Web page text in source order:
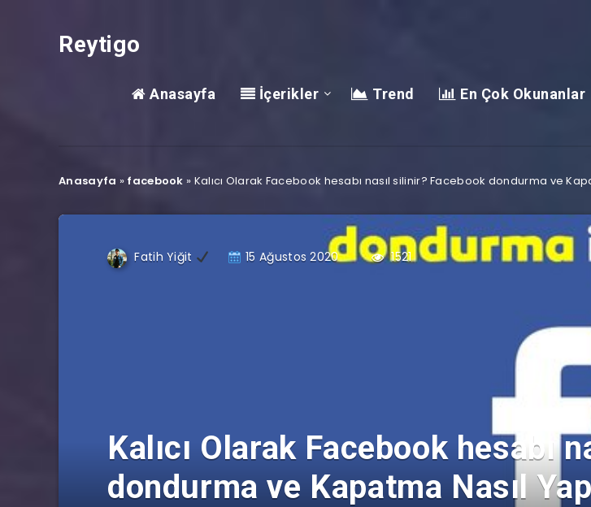
Reytigo
Anasayfa İçerikler Trend En Çok Okunanlar
Anasayfa » facebook » Kalıcı Olarak Facebook hesabı nasıl silinir? Facebook dondurma ve
Fatih Yiğit 15 Ağustos 2020 1521
Kalıcı Olarak Facebook hesabı
dondurma ve Kapatma Nasıl